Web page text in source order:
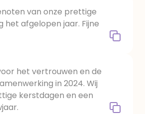
van onze prettige
het afgelopen jaar. Fijne
het vertrouwen en de
in 2024. Wij
kerstdagen en een